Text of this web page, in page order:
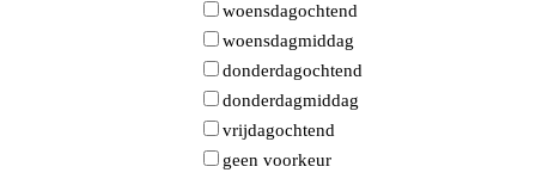
woensdagochtend
woensdagmiddag
donderdagochtend
donderdagmiddag
vrijdagochtend
geen voorkeur